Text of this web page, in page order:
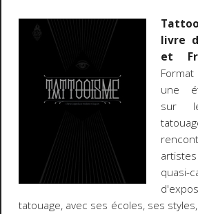
livre
et
Format
une
sur
quasi-
tatouage, avec ses écoles, ses